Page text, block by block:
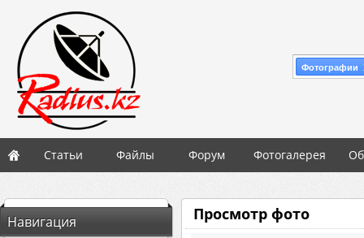
Фотографии
Статьи Файлы Форум Фотогалерея
Навигация
Просмотр фото